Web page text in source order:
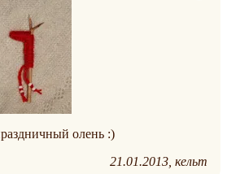
олень :)
21.01.2013 кельт